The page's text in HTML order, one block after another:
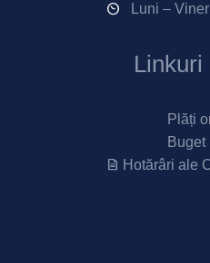
Luni –
Linkuri
Plăți
Buget
Hotărâri ale